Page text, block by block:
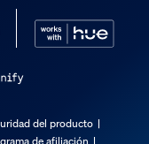
del producto
de afiliación